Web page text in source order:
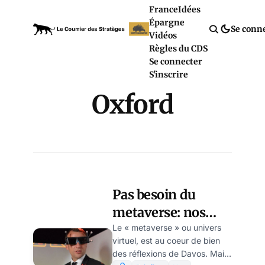
FranceIdées
Épargne
Vidéos
Règles du CDS
Se connecter
S'inscrire
Se
Oxford
Pas besoin du
metaverse: nos
dirigeants vivent
déjà dans une
Le « metaverse » ou univers
virtuel, est au coeur de bien
des réflexions de Davos. Mais